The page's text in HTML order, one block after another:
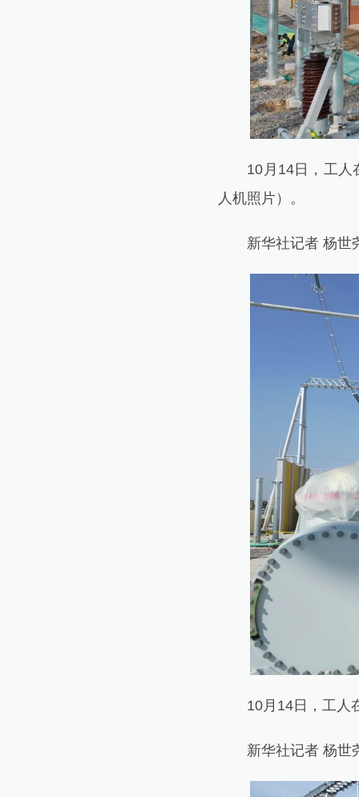
10月14日，工人在
人机照片）。
新华社记者 杨世
10月14日，工人在
新华社记者 杨世